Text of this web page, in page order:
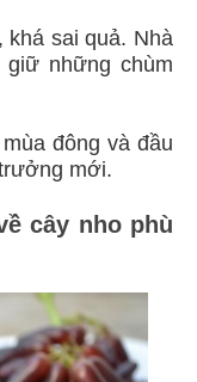
khá sai quả. Nhà
những chùm
đông và đầu
mới.
cây nho phù